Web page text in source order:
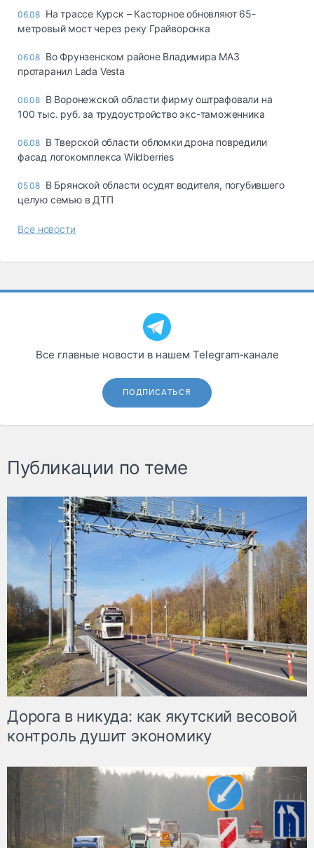
06.08 На трассе Курск – Касторное обновляют 65-
метровый мост через реку Грайворонка
06.08 Во Фрунзенском районе Владимира МАЗ
протаранил Lada Vesta
06.08 В Воронежской области фирму оштрафовали на
100 тыс. руб. за трудоустройство экс-таможенника
06.08 В Тверской области обломки дрона повредили
фасад логокомплекса Wildberries
05.08 В Брянской области осудят водителя, погубившего
целую семью в ДТП
Все новости
Все главные новости в нашем Telegram‑канале
ПОДПИСАТЬСЯ
Публикации по теме
Дорога в никуда: как якутский весовой
контроль душит экономику